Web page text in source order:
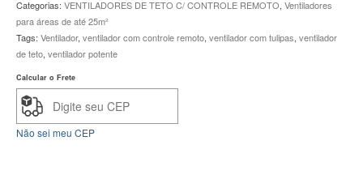
CONTROLE
REMOTO
quantidade
Categorias: VENTILADORES DE TETO C/ CONTROLE REMOTO, Ventiladores
para áreas de até 25m²
Tags: Ventilador, ventilador com controle remoto, ventilador com tulipas, ventilador
de teto, ventilador potente
Calcular o Frete
Não sei meu CEP